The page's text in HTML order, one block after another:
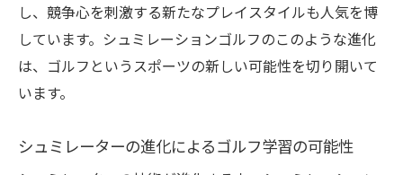
し、競争心を刺激する新たなプレイスタイルも人気を博
しています。シュミレーションゴルフのこのような進化
は、ゴルフというスポーツの新しい可能性を切り開いて
います。
シュミレーターの進化によるゴルフ学習の可能性